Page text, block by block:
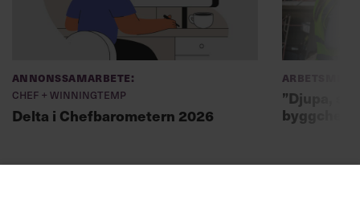
Annonssamarbete:
Chef + Winningtemp
Delta i Chefbarometern 2026
”Djupa,